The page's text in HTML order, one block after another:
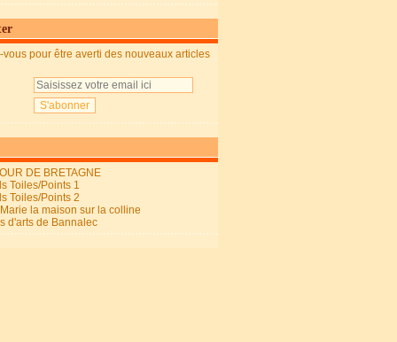
vous pour être averti des nouveaux articles
DE BRETAGNE
Toiles/Points 1
Toiles/Points 2
la maison sur la colline
d'arts de Bannalec